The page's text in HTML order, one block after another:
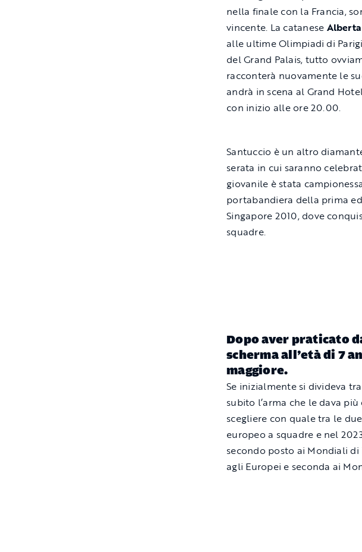
nella finale con la Francia,
vincente. La catanese
alle ultime Olimpiadi di
del Grand Palais, tutto
racconterà nuovamente le
andrà in scena al Grand
con inizio alle ore 20.00.
Santuccio è un altro
serata in cui saranno
giovanile è stata
portabandiera della prima
Singapore 2010, dove
squadre.
Dopo aver praticato
scherma all’età di 7
maggiore.
Se inizialmente si divideva
subito l’arma che le dava
scegliere con quale tra le
europeo a squadre e nel
secondo posto ai Mondiali
agli Europei e seconda ai